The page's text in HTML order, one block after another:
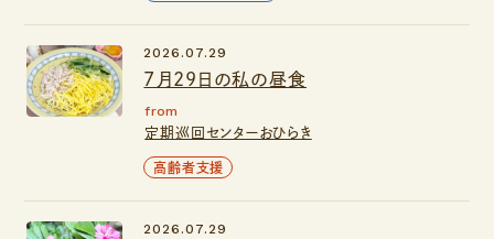
7月29日の私の昼食
2026.07.29
from
定期巡回センターおひらき
高齢者支援
2026.07.29